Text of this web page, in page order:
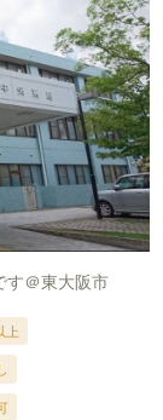
す＠東大阪市
上